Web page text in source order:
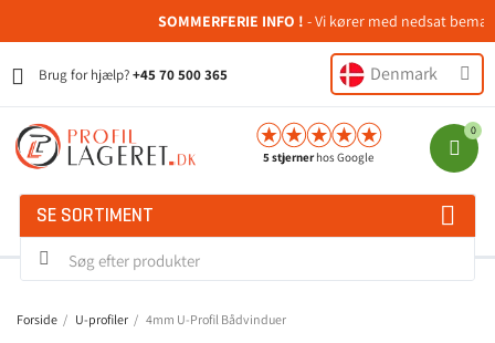
SOMMERFERIE INFO !- Vi kører med nedsat
Brug for hjælp?+45 70 500 365 Denmark
5 stjernerhos Google
SE SORTIMENT
Forside U-profiler 4mm U-Profil Bådvinduer